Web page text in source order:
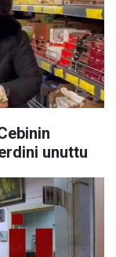
unuttu